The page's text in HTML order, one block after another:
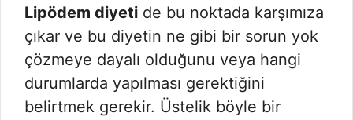
Lipödem diyeti de bu noktada karşımıza
çıkar ve bu diyetin ne gibi bir sorun yok
çözmeye dayalı olduğunu veya hangi
durumlarda yapılması gerektiğini
belirtmek gerekir. Üstelik böyle bir